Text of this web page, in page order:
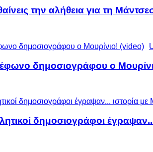
την αλήθεια για τη
δημοσιογράφου ο
δημοσιογράφοι